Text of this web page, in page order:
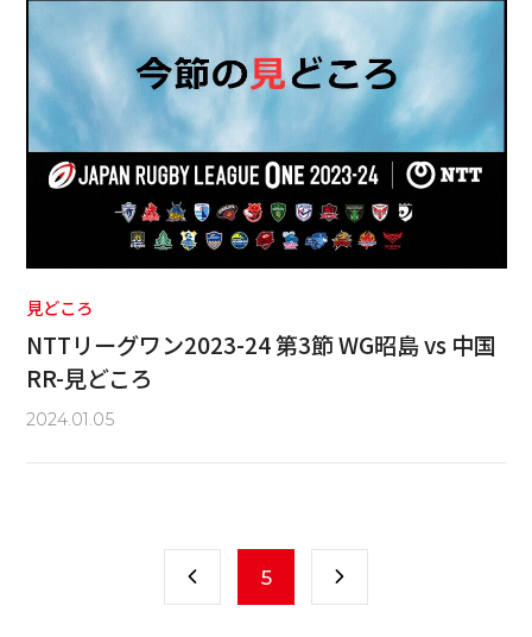
見どころ
NTTリーグワン2023-24 第3節 WG昭島 vs 中国
RR-見どころ
2024.01.05
5